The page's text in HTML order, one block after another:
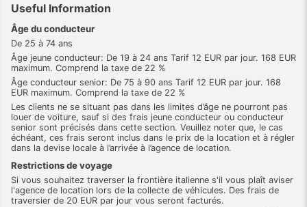
Useful Information
Âge du conducteur
De 25 à 74 ans
Âge jeune conducteur: De 19 à 24 ans Tarif 12 EUR par jour. 168 EUR
maximum. Comprend la taxe de 22 %
Âge conducteur senior: De 75 à 90 ans Tarif 12 EUR par jour. 168
EUR maximum. Comprend la taxe de 22 %
Les clients ne se situant pas dans les limites d’âge ne pourront pas
louer de voiture, sauf si des frais jeune conducteur ou conducteur
senior sont précisés dans cette section. Veuillez noter que, le cas
échéant, ces frais seront inclus dans le prix de la location et à régler
dans la devise locale à l’arrivée à l’agence de location.
Restrictions de voyage
Si vous souhaitez traverser la frontière italienne s'il vous plaît aviser
l'agence de location lors de la collecte de véhicules. Des frais de
traversier de 20 EUR par jour vous seront facturés.